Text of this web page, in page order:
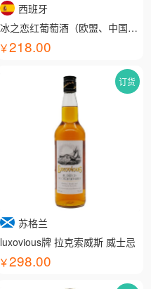
西班牙
冰之恋红葡萄酒（欧盟、中国有机认证）
218.00
订货
苏格兰
luxovious牌 拉克索威斯 威士忌
298.00